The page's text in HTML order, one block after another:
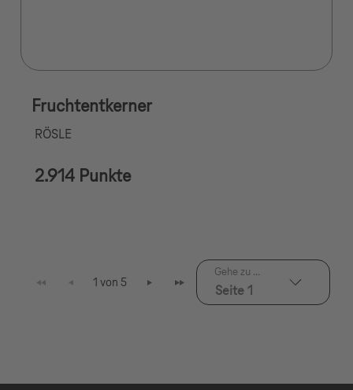
Fruchtentkerner
RÖSLE
2.914 Punkte
1 von 5
Seite 1
Gehe zu ...